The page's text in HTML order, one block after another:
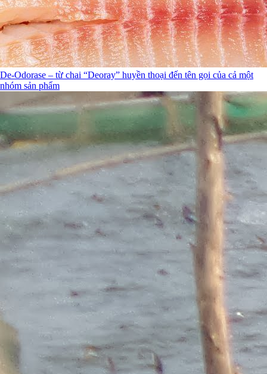
De-Odorase – từ chai “Deoray” huyền thoại đến tên gọi của cả một
nhóm sản phẩm